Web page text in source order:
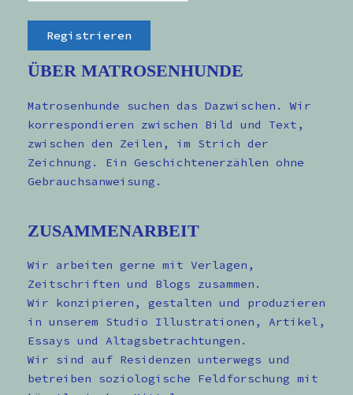
ÜBER MATROSENHUNDE
Matrosenhunde suchen das Dazwischen. Wir
korrespondieren zwischen Bild und Text,
zwischen den Zeilen, im Strich der
Zeichnung. Ein Geschichtenerzählen ohne
Gebrauchsanweisung.
ZUSAMMENARBEIT
Wir arbeiten gerne mit Verlagen,
Zeitschriften und Blogs zusammen.
Wir konzipieren, gestalten und produzieren
in unserem Studio Illustrationen, Artikel,
Essays und Altagsbetrachtungen.
Wir sind auf Residenzen unterwegs und
betreiben soziologische Feldforschung mit